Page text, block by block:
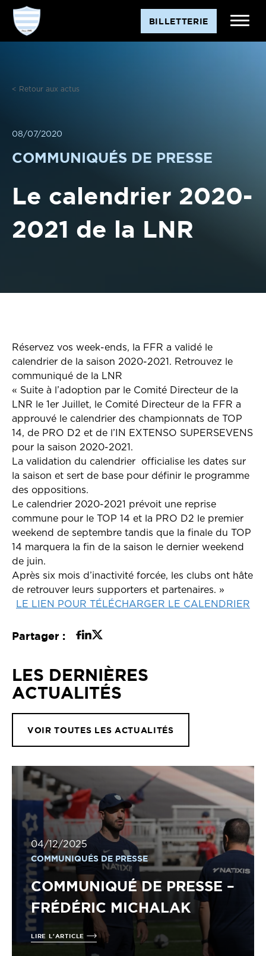
Aller
contenu
BILLETTERIE
< Retour aux actus
08/07/2020
COMMUNIQUÉS DE PRESSE
Le calendrier 2020-
2021 de la LNR
Réservez vos week-ends, la FFR a validé le
calendrier de la saison 2020-2021. Retrouvez le
communiqué de la LNR
« Suite à l’adoption par le Comité Directeur de la
LNR le 1er Juillet, le Comité Directeur de la FFR a
approuvé le calendrier des championnats de TOP
14, de PRO D2 et de l’IN EXTENSO SUPERSEVENS
pour la saison 2020-2021.
La validation du calendrier officialise les dates sur
la saison et sert de base pour définir le programme
des oppositions.
Le calendrier 2020-2021 prévoit une reprise
commune pour le TOP 14 et la PRO D2 le premier
weekend de septembre tandis que la finale du TOP
14 marquera la fin de la saison le dernier weekend
de juin.
Après six mois d’inactivité forcée, les clubs ont hâte
de retrouver leurs supporters et partenaires. »
LE LIEN POUR TÉLÉCHARGER LE CALENDRIER
Partager :
LES DERNIÈRES
ACTUALITÉS
VOIR TOUTES LES ACTUALITÉS
04/12/2025
COMMUNIQUÉS DE PRESSE
COMMUNIQUÉ DE PRESSE –
FRÉDÉRIC MICHALAK
LIRE L'ARTICLE